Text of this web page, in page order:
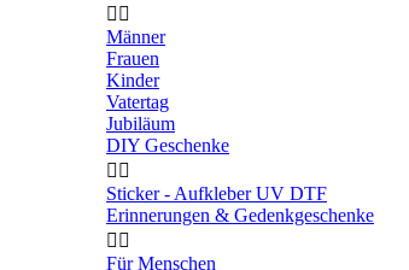
 
Männer
Frauen
Kinder
Vatertag
Jubiläum
DIY Geschenke
 
Sticker - Aufkleber UV DTF
Erinnerungen & Gedenkgeschenke
 
Für Menschen